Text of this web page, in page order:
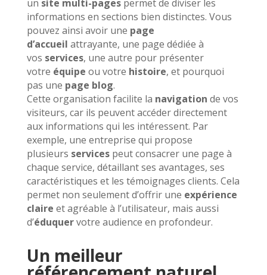
un site multi-pages permet de diviser les
informations en sections bien distinctes. Vous
pouvez ainsi avoir une page
d’accueil attrayante, une page dédiée à
vos services, une autre pour présenter
votre équipe ou votre histoire, et pourquoi
pas une page blog.
Cette organisation facilite la navigation de vos
visiteurs, car ils peuvent accéder directement
aux informations qui les intéressent. Par
exemple, une entreprise qui propose
plusieurs services peut consacrer une page à
chaque service, détaillant ses avantages, ses
caractéristiques et les témoignages clients. Cela
permet non seulement d’offrir une expérience
claire et agréable à l’utilisateur, mais aussi
d’éduquervotre audience en profondeur.
Un meilleur